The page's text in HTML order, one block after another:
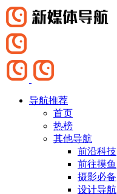
导航推荐
首页
热榜
其他导航
前沿科技
前往摸鱼
摄影必备
设计导航